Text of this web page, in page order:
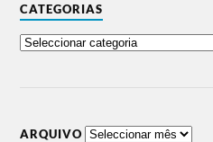
CATEGORIAS
ARQUIVO